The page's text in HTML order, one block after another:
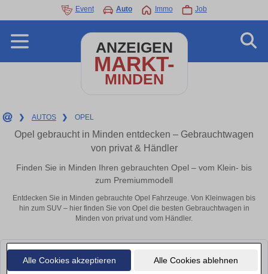
Alle Cookies akzeptieren Alle Cookies ablehnen
Event Auto Immo Job
ANZEIGEN
MARKT-
MINDEN
❯ AUTOS ❯ OPEL
Opel gebraucht in Minden entdecken – Gebrauchtwagen
von privat & Händler
Finden Sie in Minden Ihren gebrauchten Opel – vom Klein- bis
zum Premiummodell
Entdecken Sie in Minden gebrauchte Opel Fahrzeuge. Von Kleinwagen bis
hin zum SUV – hier finden Sie von Opel die besten Gebrauchtwagen in
Minden von privat und vom Händler.
Leider konnten wir derzeit keine passenden Autos finden. Schauen Sie
bald wieder vorbei!